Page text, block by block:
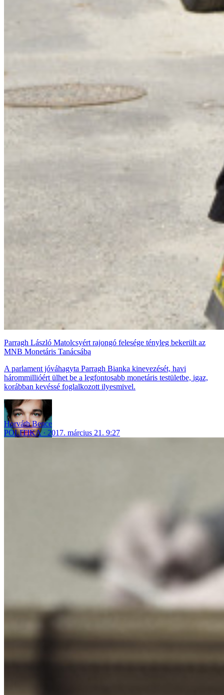
Parragh László Matolcsyért rajongó felesége tényleg bekerült az
MNB Monetáris Tanácsába
A parlament jóváhagyta Parragh Bianka kinevezését, havi
hárommillióért ülhet be a legfontosabb monetáris testületbe, igaz,
korábban kevéssé foglalkozott ilyesmivel.
Horváth Bence
POLITIKA
2017. március 21. 9:27